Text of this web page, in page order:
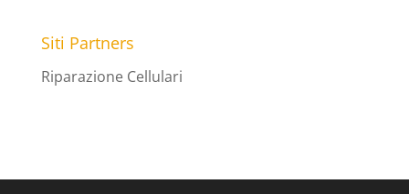
Siti Partners
Riparazione Cellulari